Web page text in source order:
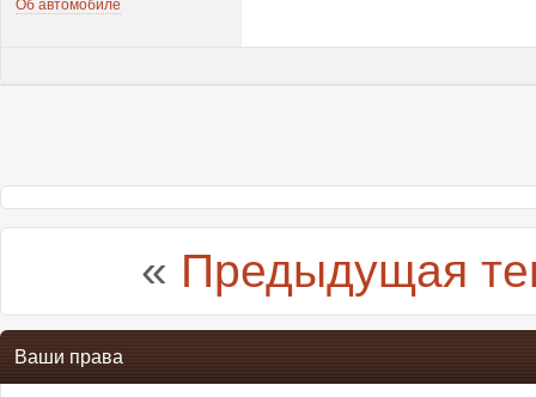
Об автомобиле
« Предыдущая
Ваши права